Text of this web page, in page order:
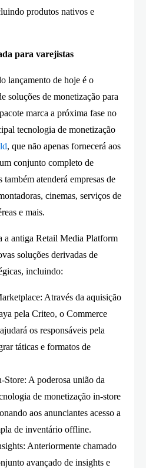
produtos nativos e
para varejistas
lançamento de hoje é o
soluções de monetização para
marca a próxima fase no
tecnologia de monetização
, que não apenas fornecerá aos
conjunto completo de
atenderá empresas de
cinemas, serviços de
e mais.
a antiga Retail Media Platform
soluções derivadas de
incluindo:
Através da aquisição
pela Criteo, o Commerce
os responsáveis pela
táticas e formatos de
A poderosa união da
de monetização in-store
aos anunciantes acesso a
de inventário offline.
Anteriormente chamado
avançado de insights e